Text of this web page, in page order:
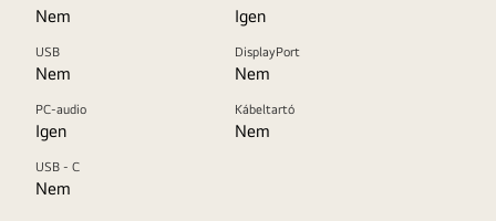
Nem Igen
USB
Nem
DisplayPort
Nem
PC-audio
Igen
Kábeltartó
Nem
USB - C
Nem